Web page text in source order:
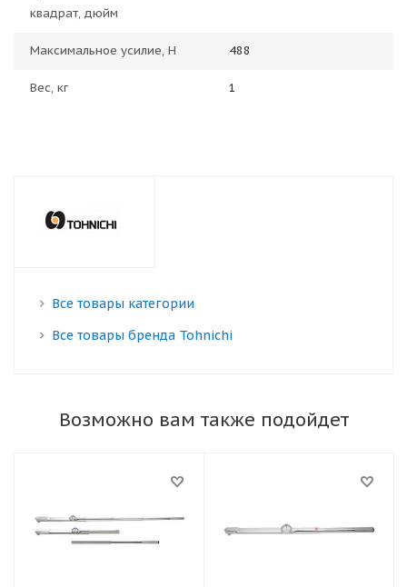
квадрат, дюйм
Максимальное усилие, Н 488
Вес, кг 1
Все товары категории
Все товары бренда Tohnichi
Возможно вам также подойдет